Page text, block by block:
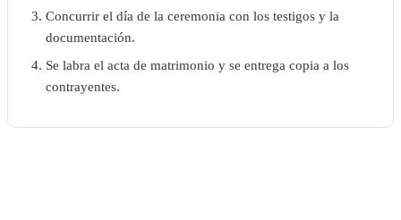
Concurrir el día de la ceremonia con los testigos y la
documentación.
Se labra el acta de matrimonio y se entrega copia a los
contrayentes.